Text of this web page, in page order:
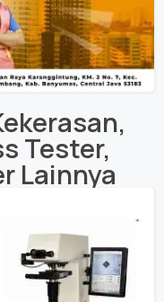
,
Tester,
Lainnya